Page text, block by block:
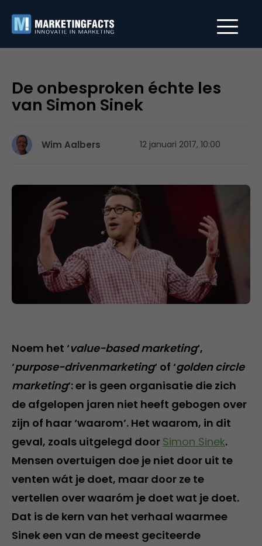
De onbesproken échte les
van Simon Sinek
Wim Aalbers 12 januari 2017, 10:00
Noem het ‘value-based marketing‘,
‘purpose-drivenmarketing‘ of ‘golden circle
marketing‘: er is geen organisatie die zich
de afgelopen jaren niet heeft gebogen over
zijn of haar ‘waarom’. Het waarom, in dit
geval, zoals uitgelegd door Simon Sinek.
Mensen overtuigen doe je niet door uit te
venten wát je doet, maar door ze te
vertellen over waaróm je doet wat je doet.
Dat is de kern van het verhaal waarmee
Sinek een van de meest geciteerde